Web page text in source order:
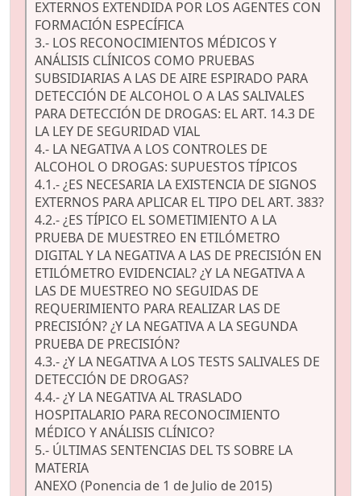
EXTERNOS EXTENDIDA POR LOS AGENTES CON
FORMACIÓN ESPECÍFICA
3.- LOS RECONOCIMIENTOS MÉDICOS Y
ANÁLISIS CLÍNICOS COMO PRUEBAS
SUBSIDIARIAS A LAS DE AIRE ESPIRADO PARA
DETECCIÓN DE ALCOHOL O A LAS SALIVALES
PARA DETECCIÓN DE DROGAS: EL ART. 14.3 DE
LA LEY DE SEGURIDAD VIAL
4.- LA NEGATIVA A LOS CONTROLES DE
ALCOHOL O DROGAS: SUPUESTOS TÍPICOS
4.1.- ¿ES NECESARIA LA EXISTENCIA DE SIGNOS
EXTERNOS PARA APLICAR EL TIPO DEL ART. 383?
4.2.- ¿ES TÍPICO EL SOMETIMIENTO A LA
PRUEBA DE MUESTREO EN ETILÓMETRO
DIGITAL Y LA NEGATIVA A LAS DE PRECISIÓN EN
ETILÓMETRO EVIDENCIAL? ¿Y LA NEGATIVA A
LAS DE MUESTREO NO SEGUIDAS DE
REQUERIMIENTO PARA REALIZAR LAS DE
PRECISIÓN? ¿Y LA NEGATIVA A LA SEGUNDA
PRUEBA DE PRECISIÓN?
4.3.- ¿Y LA NEGATIVA A LOS TESTS SALIVALES DE
DETECCIÓN DE DROGAS?
4.4.- ¿Y LA NEGATIVA AL TRASLADO
HOSPITALARIO PARA RECONOCIMIENTO
MÉDICO Y ANÁLISIS CLÍNICO?
5.- ÚLTIMAS SENTENCIAS DEL TS SOBRE LA
MATERIA
ANEXO (Ponencia de 1 de Julio de 2015)